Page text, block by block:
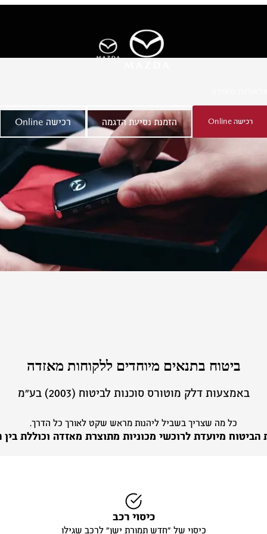
רכישה Online הזמנת נסיעת הדגמה רכישה Online
ביטוח בתנאים מיוחדים ללקוחות מאזדה
באמצעות דלק מוטורס סוכנות לביטוח (2003) בע״מ
כל מה שצריך בשביל ליהנות מראש שקט לאורך כל הדרך.
הביטוח מיועדת לרוכשי מכוניות מתוצרת מאזדה וכוללת בין
כיסוי רכב
כיסוי של ״חדש תמורת ישן״ לרכב שגילו